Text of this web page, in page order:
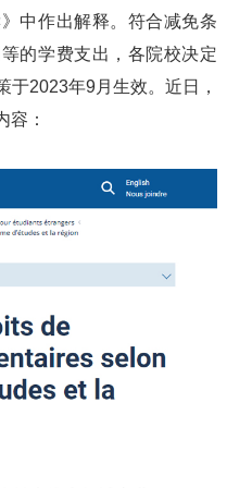
》中作出解释。符合减免条
的学费支出，各院校决定
2023年9月生效。近日，
容：